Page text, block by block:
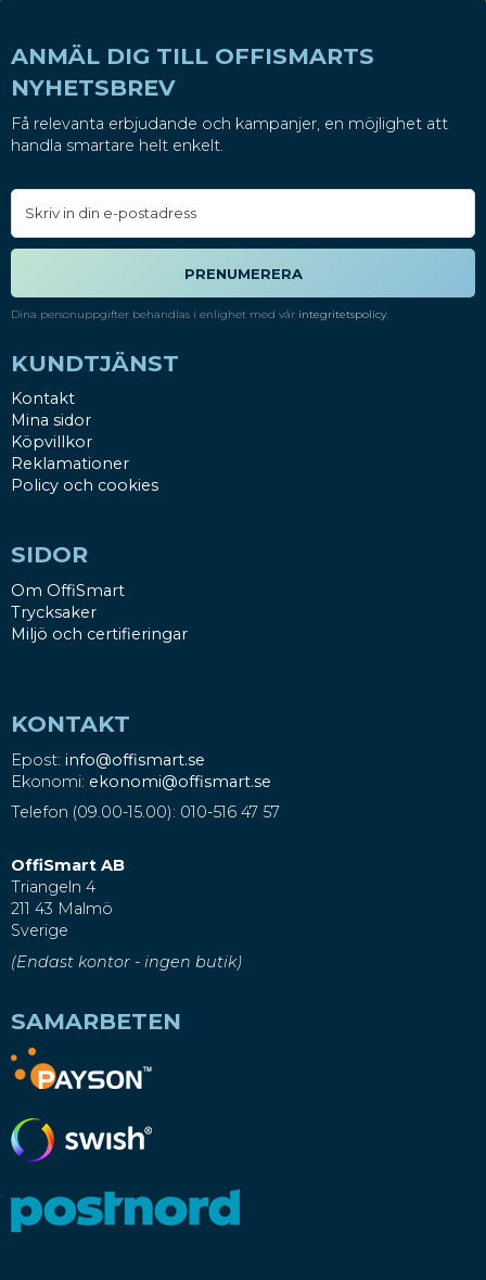
ANMÄL DIG TILL OFFISMARTS
NYHETSBREV
Få relevanta erbjudande och kampanjer, en möjlighet att
handla smartare helt enkelt.
PRENUMERERA
Dina personuppgifter behandlas i enlighet med vår integritetspolicy.
KUNDTJÄNST
Kontakt
Mina sidor
Köpvillkor
Reklamationer
Policy och cookies
SIDOR
Om OffiSmart
Trycksaker
Miljö och certifieringar
KONTAKT
Epost: info@offismart.se
Ekonomi: ekonomi@offismart.se
Telefon (09.00-15.00): 010-516 47 57
OffiSmart AB
Triangeln 4
211 43 Malmö
Sverige
(Endast kontor - ingen butik)
SAMARBETEN